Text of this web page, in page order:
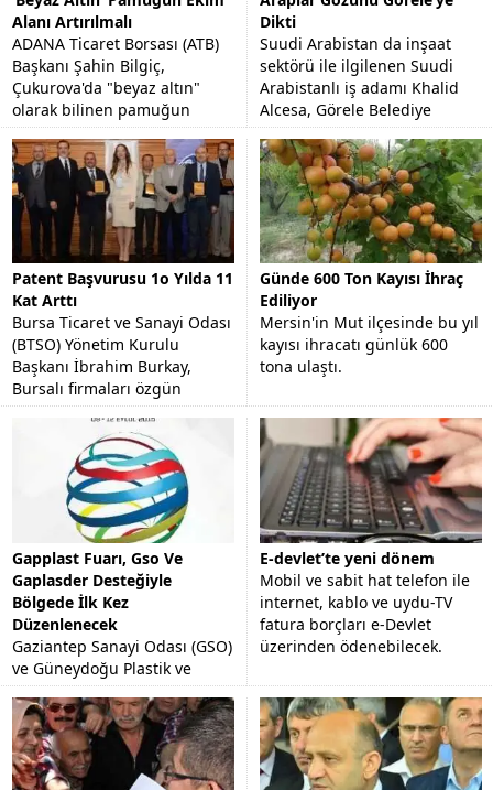
Alanı Artırılmalı
ADANA Ticaret Borsası (ATB)
Başkanı Şahin Bilgiç,
Çukurova'da "beyaz altın"
olarak bilinen pamuğun
stratejik bir ürün olduğunu
ve ekim alanının arttırılması...
Dikti
Suudi Arabistan da inşaat
sektörü ile ilgilenen Suudi
Arabistanlı iş adamı Khalid
Alcesa, Görele Belediye
Başkanı Tolga Erener'i
makamında ziyaret etti.
Patent Başvurusu 1o Yılda 11
Kat Arttı
Bursa Ticaret ve Sanayi Odası
(BTSO) Yönetim Kurulu
Başkanı İbrahim Burkay,
Bursalı firmaları özgün
tasarımlara yönlendirmeyi
hedeflediklerini söyledi.
Günde 600 Ton Kayısı İhraç
Ediliyor
Mersin'in Mut ilçesinde bu yıl
kayısı ihracatı günlük 600
tona ulaştı.
Gapplast Fuarı, Gso Ve
Gaplasder Desteğiyle
Bölgede İlk Kez
Düzenlenecek
Gaziantep Sanayi Odası (GSO)
ve Güneydoğu Plastik ve
Kimya Sanayicileri
Derneği'nin (GAPLASDER)
desteğiyle AKORT Fuarcılık
tarafından organize edilecek
"Plastik,...
E-devlet’te yeni dönem
Mobil ve sabit hat telefon ile
internet, kablo ve uydu-TV
fatura borçları e-Devlet
üzerinden ödenebilecek.